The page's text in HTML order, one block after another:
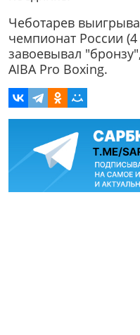
Чеботарев
чемпионат России
завоевывал
AIBA Pro Boxing.